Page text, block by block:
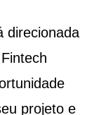
direcionada
projeto e